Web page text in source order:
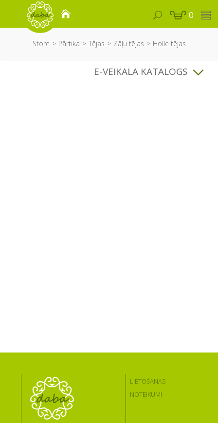
0
Store Pārtika Tējas Zāļu tējas Holle tējas
E-VEIKALA KATALOGS
LIETOŠANAS
NOTEIKUMI